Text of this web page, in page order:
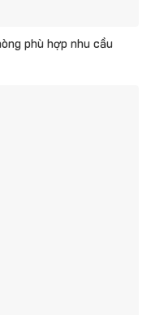
phù hợp nhu cầu